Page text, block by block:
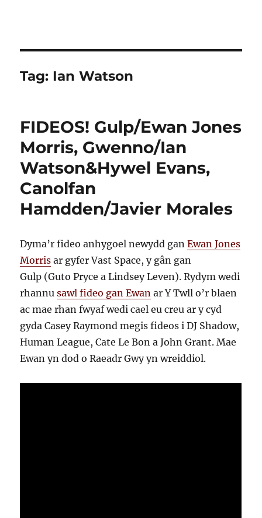
Tag: Ian Watson
FIDEOS! Gulp/Ewan Jones
Morris, Gwenno/Ian
Watson&Hywel Evans,
Canolfan
Hamdden/Javier Morales
Dyma’r fideo anhygoel newydd ganEwan Jones
Morris ar gyfer Vast Space, y gân gan
Gulp (Guto Pryce a Lindsey Leven). Rydym wedi
rhannusawl fideo gan Ewan ar Y Twll o’r blaen
ac mae rhan fwyaf wedi cael eu creu ar y cyd
gyda Casey Raymond megis fideos i DJ Shadow,
Human League, Cate Le Bon a John Grant. Mae
Ewan yn dod o Raeadr Gwy yn wreiddiol.